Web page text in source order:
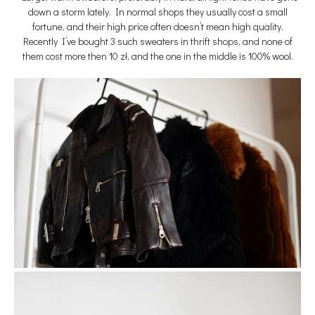
down a storm lately. In normal shops they usually cost a small
fortune, and their high price often doesn’t mean high quality.
Recently I’ve bought 3 such sweaters in thrift shops, and none of
them cost more then 10 zł, and the one in the middle is 100% wool.